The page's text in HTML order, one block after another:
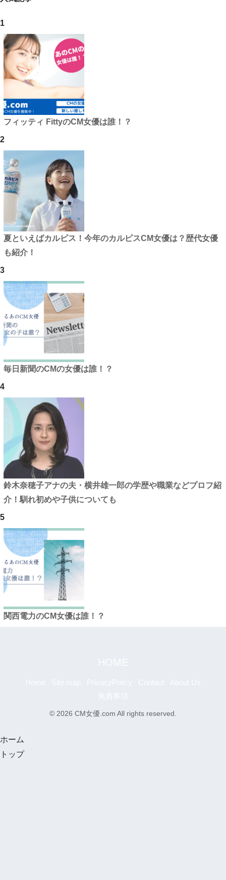
1
フィッティ FittyのCM女優は誰！？
2
夏といえばカルピス！今年のカルピスCM女優は？歴代女優
も紹介！
3
毎日新聞のCMの女優は誰！？
4
鈴木奈穂子アナの夫・横井雄一郎の学歴や職業などプロフ紹
介！馴れ初めや子供についても
5
関西電力のCM女優は誰！？
© 2026 CM女優.com All rights reserved.
ホーム
トップ